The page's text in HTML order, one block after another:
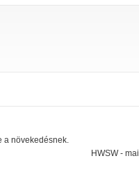
a növekedésnek.
HWSW - mai